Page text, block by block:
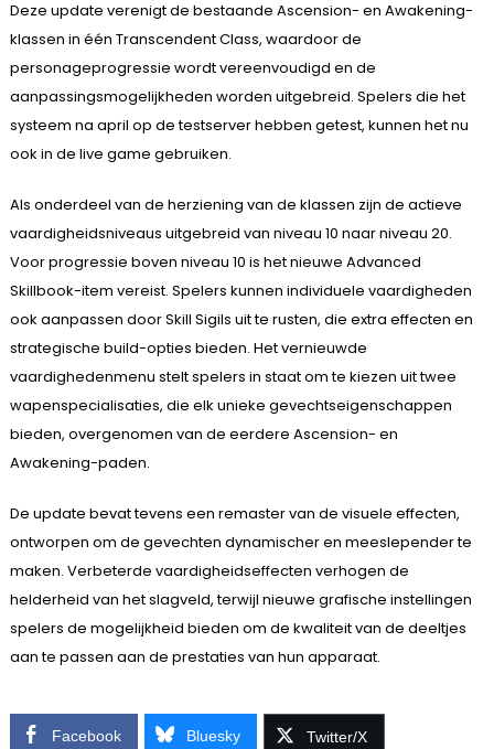
Deze update verenigt de bestaande Ascension- en Awakening-
klassen in één Transcendent Class, waardoor de
personageprogressie wordt vereenvoudigd en de
aanpassingsmogelijkheden worden uitgebreid. Spelers die het
systeem na april op de testserver hebben getest, kunnen het nu
ook in de live game gebruiken.
Als onderdeel van de herziening van de klassen zijn de actieve
vaardigheidsniveaus uitgebreid van niveau 10 naar niveau 20.
Voor progressie boven niveau 10 is het nieuwe Advanced
Skillbook-item vereist. Spelers kunnen individuele vaardigheden
ook aanpassen door Skill Sigils uit te rusten, die extra effecten en
strategische build-opties bieden. Het vernieuwde
vaardighedenmenu stelt spelers in staat om te kiezen uit twee
wapenspecialisaties, die elk unieke gevechtseigenschappen
bieden, overgenomen van de eerdere Ascension- en
Awakening-paden.
De update bevat tevens een remaster van de visuele effecten,
ontworpen om de gevechten dynamischer en meeslepender te
maken. Verbeterde vaardigheidseffecten verhogen de
helderheid van het slagveld, terwijl nieuwe grafische instellingen
spelers de mogelijkheid bieden om de kwaliteit van de deeltjes
aan te passen aan de prestaties van hun apparaat.
Facebook Bluesky Twitter/X